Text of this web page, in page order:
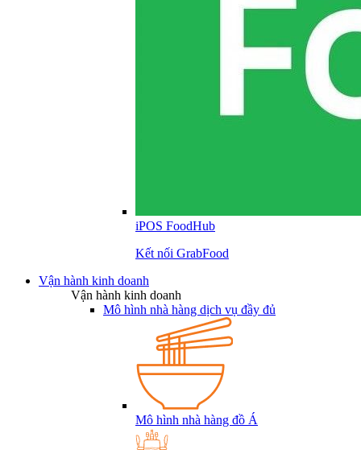
iPOS FoodHub
Kết nối GrabFood
Vận hành kinh doanh
Vận hành kinh doanh
Mô hình nhà hàng dịch vụ đầy đủ
Mô hình nhà hàng đồ Á